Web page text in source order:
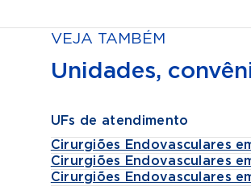
VEJA TAMBÉM
Unidades,
UFs de atendimento
Cirurgiões Endovasculares
Cirurgiões Endovasculares
Cirurgiões Endovasculares